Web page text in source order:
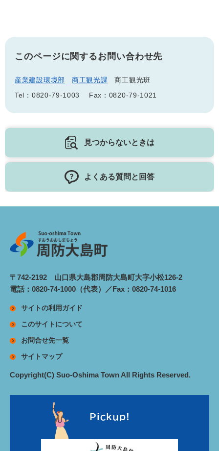
このページに関するお問い合わせ先
産業建設環境部 商工観光課
商工観光班
Tel：0820-79-1003
Fax：0820-79-1021
見つからないときは
よくある質問と回答
〒742-2192 山口県大島郡周防大島町大字小松126-2
電話：0820-74-1000（代表）／Fax：0820-74-1016
サイトの利用ガイド
このサイトについて
お問合せ先一覧
サイトマップ
Copyright(C) Suo-Oshima Town All Rights Reserved.